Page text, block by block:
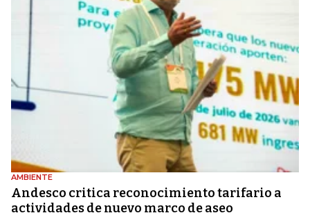
AMBIENTE
Andesco critica reconocimiento tarifario a
actividades de nuevo marco de aseo